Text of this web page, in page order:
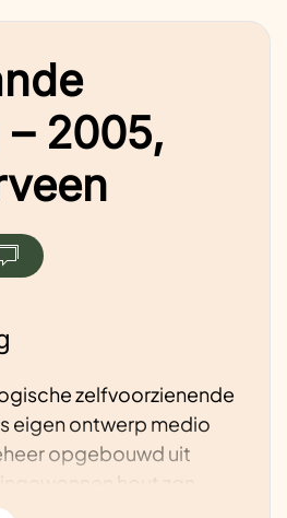
2005,
zelfvoorzienende
eigen ontwerp medio
opgebouwd uit
hout zgn.
is een duurzame